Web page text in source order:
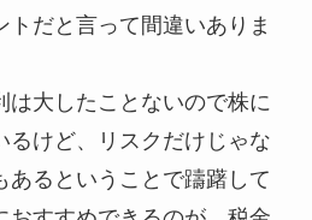
トだと言って間違いありま
は大したことないので株に
るけど、リスクだけじゃな
あるということで躊躇して